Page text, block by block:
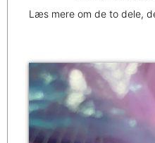
Læs mere om de to dele,